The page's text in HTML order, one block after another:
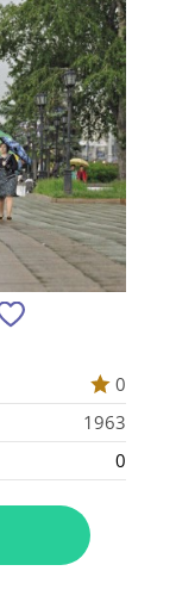
0
1963
0